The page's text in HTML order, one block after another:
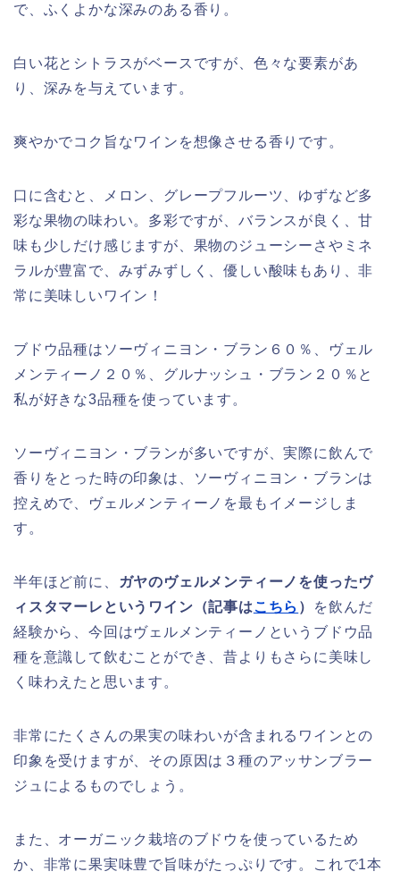
で、ふくよかな深みのある香り。
白い花とシトラスがベースですが、色々な要素があ
り、深みを与えています。
爽やかでコク旨なワインを想像させる香りです。
口に含むと、メロン、グレープフルーツ、ゆずなど多
彩な果物の味わい。多彩ですが、バランスが良く、甘
味も少しだけ感じますが、果物のジューシーさやミネ
ラルが豊富で、みずみずしく、優しい酸味もあり、非
常に美味しいワイン！
ブドウ品種はソーヴィニヨン・ブラン６０％、ヴェル
メンティーノ２０％、グルナッシュ・ブラン２０％と
私が好きな3品種を使っています。
ソーヴィニヨン・ブランが多いですが、実際に飲んで
香りをとった時の印象は、ソーヴィニヨン・ブランは
控えめで、ヴェルメンティーノを最もイメージしま
す。
半年ほど前に、
ガヤのヴェルメンティーノを使ったヴ
ィスタマーレというワイン（記事は こちら ）
を飲んだ
経験から、今回はヴェルメンティーノというブドウ品
種を意識して飲むことができ、昔よりもさらに美味し
く味わえたと思います。
非常にたくさんの果実の味わいが含まれるワインとの
印象を受けますが、その原因は３種のアッサンブラー
ジュによるものでしょう。
また、オーガニック栽培のブドウを使っているため
か、非常に果実味豊で旨味がたっぷりです。これで1本